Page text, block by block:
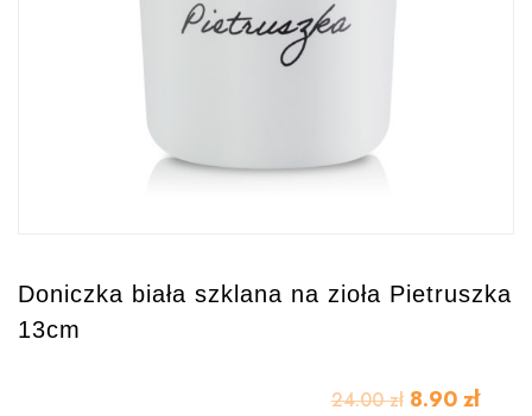
Doniczka biała szklana na zioła Pietruszka
13cm
24.00zł 8.90 zł